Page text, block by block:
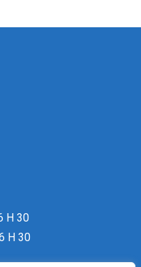
H 30
H 30